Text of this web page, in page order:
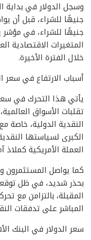
جنيهًا للشراء، في
المتغيرات الاقتصادية
خلال الفترة الأخيرة.
أسباب الارتفاع في سعر
يأتي هذا التحرك في سعر
تقلبات الأسواق
النقدية الدولية، خاصة
الكبرى لسياستها
العملة الأمريكية كملاذ
كما يواصل المستثمرون
بحذر شديد، في ظل
المقبلة، بالتزامن مع
المباشر على تدفقات
سعر الدولار في البنك